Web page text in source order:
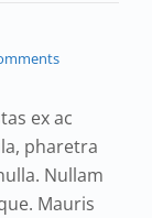
ex ac
pharetra
Nullam
Mauris